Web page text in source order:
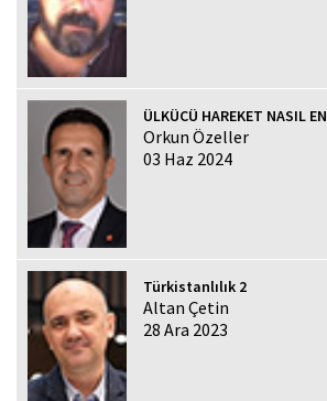
ÜLKÜCÜ HAREKET NASIL
Orkun Özeller
03 Haz 2024
Türkistanlılık 2
Altan Çetin
28 Ara 2023